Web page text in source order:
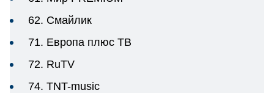
62. Смайлик
71. Европа плюс ТВ
72. RuTV
74. TNT-music